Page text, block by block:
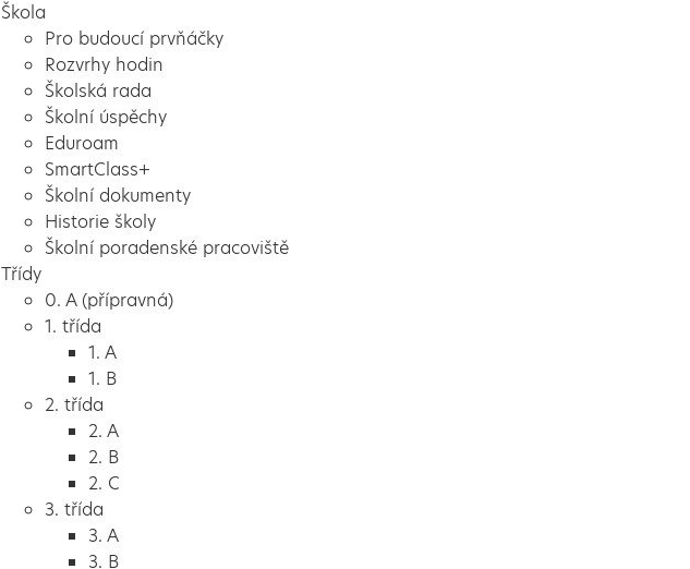
Škola
Pro budoucí prvňáčky
Rozvrhy hodin
Školská rada
Školní úspěchy
Eduroam
SmartClass+
Školní dokumenty
Historie školy
Školní poradenské pracoviště
Třídy
0. A (přípravná)
1. třída
1. A
1. B
2. třída
2. A
2. B
2. C
3. třída
3. A
3. B